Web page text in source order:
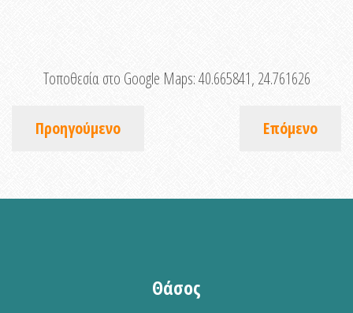
Τοποθεσία στο Google Maps:40.665841, 24.761626
Προηγούμενο Επόμενο
Θάσος